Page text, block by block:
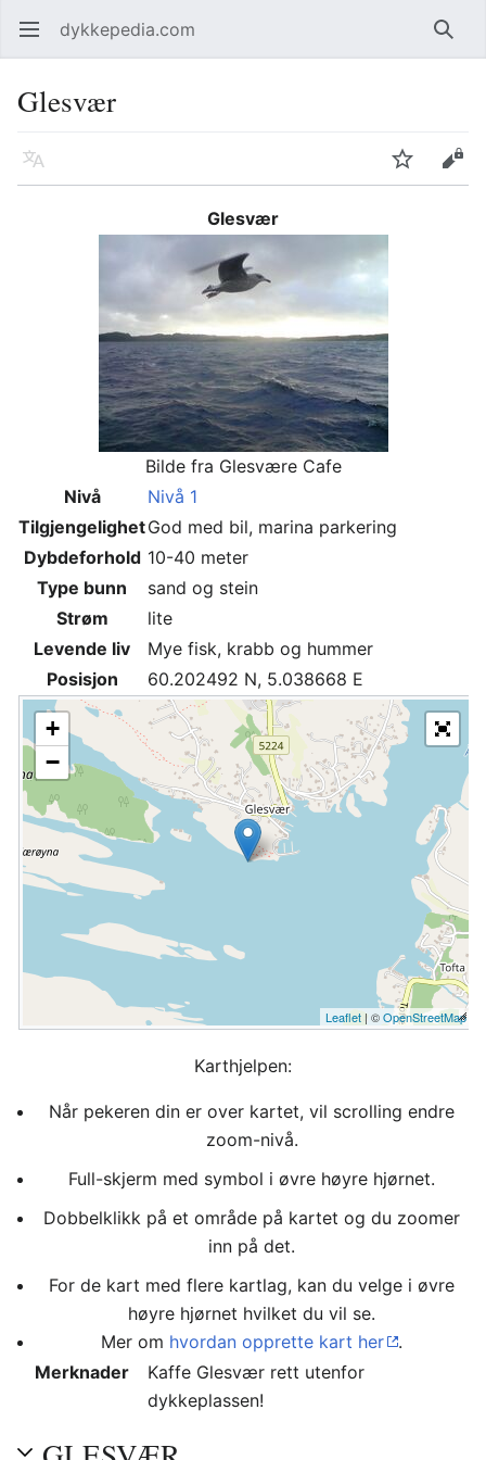
Åpne hovedmenyen dykkepedia.com Søk
Glesvær
Språk Overvåk Rediger
Glesvær
Bilde fra Glesvære Cafe
Nivå
Nivå 1
TilgjengelighetGod med bil, marina parkering
Dybdeforhold 10-40 meter
Type bunn
sand og stein
Strøm
lite
Levende liv
Mye fisk, krabb og hummer
Posisjon
60.202492 N, 5.038668 E
+
−
Leaflet| ©OpenStreetMap
Karthjelpen:
Når pekeren din er over kartet, vil scrolling endre
zoom-nivå.
Full-skjerm med symbol i øvre høyre hjørnet.
Dobbelklikk på et område på kartet og du zoomer
inn på det.
For de kart med flere kartlag, kan du velge i øvre
høyre hjørnet hvilket du vil se.
Mer om hvordan opprette kart her
.
Merknader
Kaffe Glesvær rett utenfor
dykkeplassen!